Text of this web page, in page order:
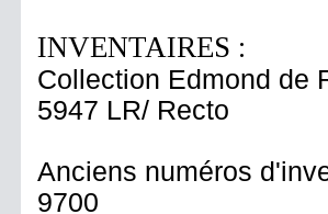
INVENTAIRES :
Collection Edmond de
5947 LR/ Recto
Anciens numéros
9700